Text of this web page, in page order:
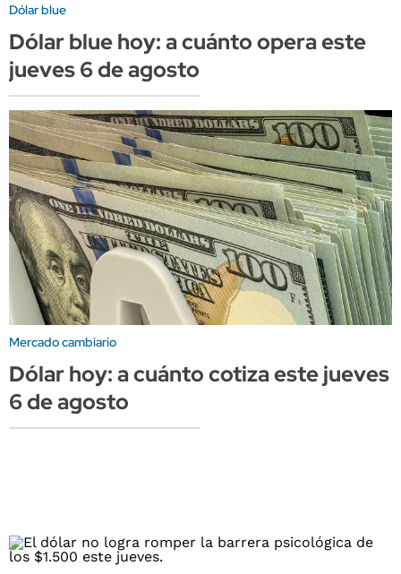
Dólar blue
Dólar blue hoy: a cuánto opera este
jueves 6 de agosto
Mercado cambiario
Dólar hoy: a cuánto cotiza este jueves
6 de agosto